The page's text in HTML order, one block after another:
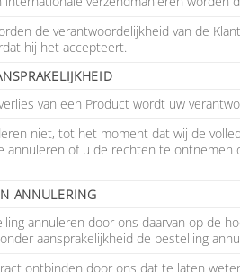
de verantwoordelijkheid van de
hij het accepteert.
van een Product wordt uw
niet, tot het moment dat wij de
annuleren of u de rechten te
ANNULERING
annuleren door ons daarvan op de
aansprakelijkheid de bestelling
ontbinden door ons dat te laten